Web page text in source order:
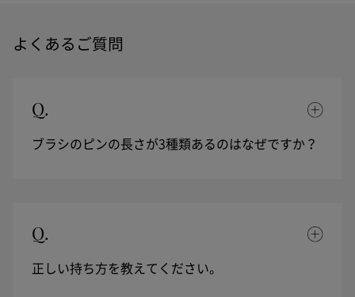
よくあるご質問
Q.
ブラシのピンの長さが3種類あるのはなぜですか？
Q.
正しい持ち方を教えてください。